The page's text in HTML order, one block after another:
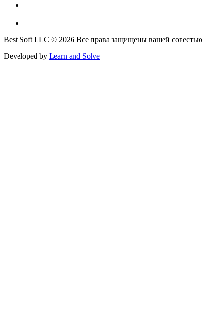
Best Soft LLC © 2026 Все права защищены вашей совестью
Developed by Learn and Solve